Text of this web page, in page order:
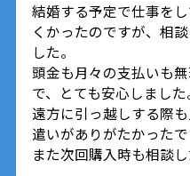
結婚する予定で仕事を
くかったのですが、相
した。
頭金も月々の支払いも
で、とても安心しました
遠方に引っ越しする際
遣いがありがたかったで
また次回購入時も相談